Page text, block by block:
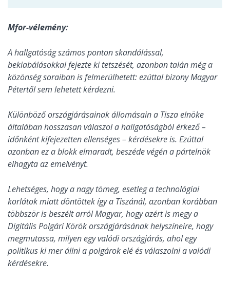
Mfor-vélemény:
A hallgatóság számos ponton skandálással,
bekiabálásokkal fejezte ki tetszését, azonban talán még a
közönség soraiban is felmerülhetett: ezúttal bizony Magyar
Pétertől sem lehetett kérdezni.
Különböző országjárásainak állomásain a Tisza elnöke
általában hosszasan válaszol a hallgatóságból érkező –
időnként kifejezetten ellenséges – kérdésekre is. Ezúttal
azonban ez a blokk elmaradt, beszéde végén a pártelnök
elhagyta az emelvényt.
Lehetséges, hogy a nagy tömeg, esetleg a technológiai
korlátok miatt döntöttek így a Tiszánál, azonban korábban
többször is beszélt arról Magyar, hogy azért is megy a
Digitális Polgári Körök országjárásának helyszíneire, hogy
megmutassa, milyen egy valódi országjárás, ahol egy
politikus ki mer állni a polgárok elé és válaszolni a valódi
kérdésekre.